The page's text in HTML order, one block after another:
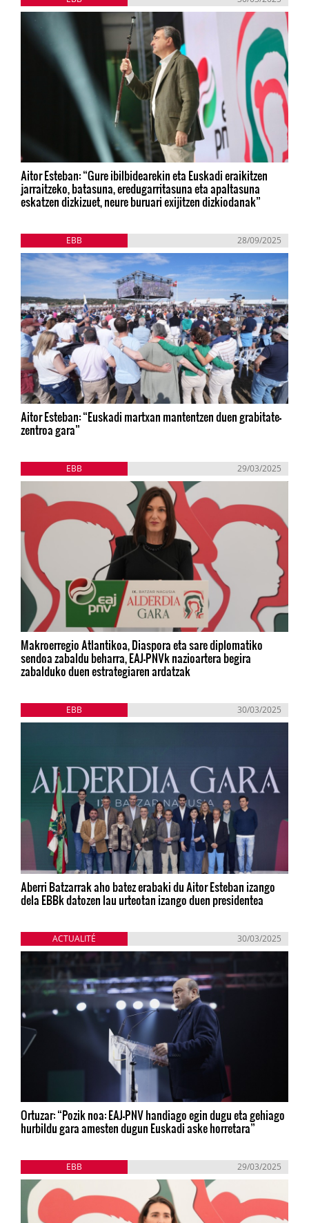
Aitor Esteban: “Gure ibilbidearekin eta Euskadi eraikitzen
jarraitzeko, batasuna, eredugarritasuna eta apaltasuna
eskatzen dizkizuet, neure buruari exijitzen dizkiodanak”
EBB 28/09/2025
Aitor Esteban: “Euskadi martxan mantentzen duen grabitate-
zentroa gara”
EBB 29/03/2025
Makroerregio Atlantikoa, Diaspora eta sare diplomatiko
sendoa zabaldu beharra, EAJ-PNVk nazioartera begira
zabalduko duen estrategiaren ardatzak
EBB 30/03/2025
Aberri Batzarrak aho batez erabaki du Aitor Esteban izango
dela EBBk datozen lau urteotan izango duen presidentea
ACTUALITÉ 30/03/2025
Ortuzar: “Pozik noa: EAJ-PNV handiago egin dugu eta gehiago
hurbildu gara amesten dugun Euskadi aske horretara”
EBB 29/03/2025